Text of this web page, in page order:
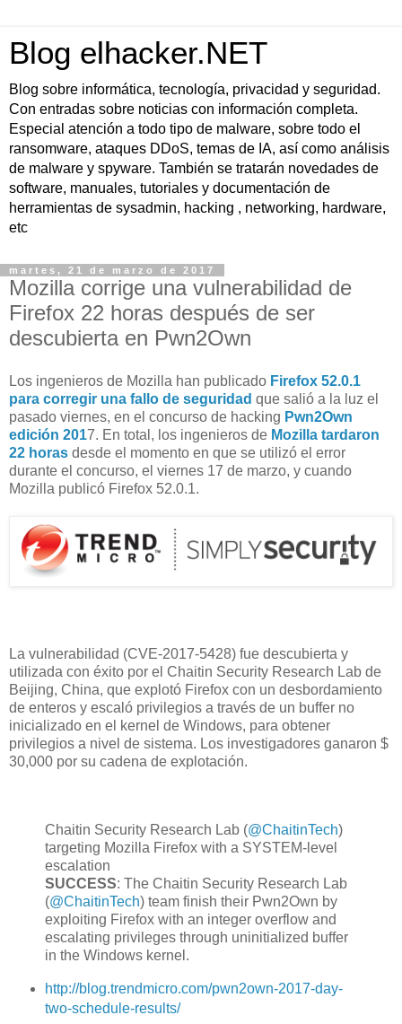
Blog elhacker.NET
Blog sobre informática, tecnología, privacidad y seguridad.
Con entradas sobre noticias con información completa.
Especial atención a todo tipo de malware, sobre todo el
ransomware, ataques DDoS, temas de IA, así como análisis
de malware y spyware. También se tratarán novedades de
software, manuales, tutoriales y documentación de
herramientas de sysadmin, hacking , networking, hardware,
etc
martes, 21 de marzo de 2017
Mozilla corrige una vulnerabilidad de
Firefox 22 horas después de ser
descubierta en Pwn2Own
Los ingenieros de Mozilla han publicado Firefox 52.0.1
para corregir una fallo de seguridad que salió a la luz el
pasado viernes, en el concurso de hacking Pwn2Own
edición 2017. En total, los ingenieros de Mozilla tardaron
22 horas desde el momento en que se utilizó el error
durante el concurso, el viernes 17 de marzo, y cuando
Mozilla publicó Firefox 52.0.1.
La vulnerabilidad (CVE-2017-5428) fue descubierta y
utilizada con éxito por el Chaitin Security Research Lab de
Beijing, China, que explotó Firefox con un desbordamiento
de enteros y escaló privilegios a través de un buffer no
inicializado en el kernel de Windows, para obtener
privilegios a nivel de sistema. Los investigadores ganaron $
30,000 por su cadena de explotación.
Chaitin Security Research Lab (@ChaitinTech)
targeting Mozilla Firefox with a SYSTEM-level
escalation
SUCCESS: The Chaitin Security Research Lab
(@ChaitinTech) team finish their Pwn2Own by
exploiting Firefox with an integer overflow and
escalating privileges through uninitialized buffer
in the Windows kernel.
http://blog.trendmicro.com/pwn2own-2017-day-
two-schedule-results/